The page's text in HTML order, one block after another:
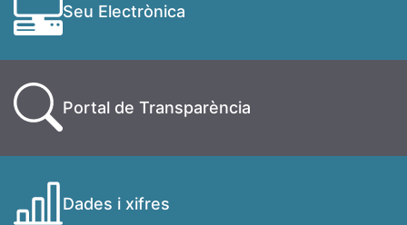
Seu Electrònica
Portal de Transparència
Dades i xifres